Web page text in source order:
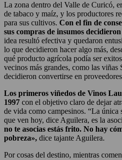
La zona dentro del Valle de Curicó,
de tabaco y maíz, y los productores
para sus cultivos. Con el fin de
sus compras de insumos
idea resultó efectiva y quedaron
lo que decidieron hacer algo más,
qué producto agrícola podía ser
vecinos más grandes, como las
decidieron convertirse en
Los primeros viñedos de Vinos
1997 con el objetivo claro de dejar
de vida como campesinos. “La única
que ven hoy, dice Aguilera, es la
no te asocias estás frito. No hay
pobreza», dice tajante Aguilera.
Por cosas del destino, mientras